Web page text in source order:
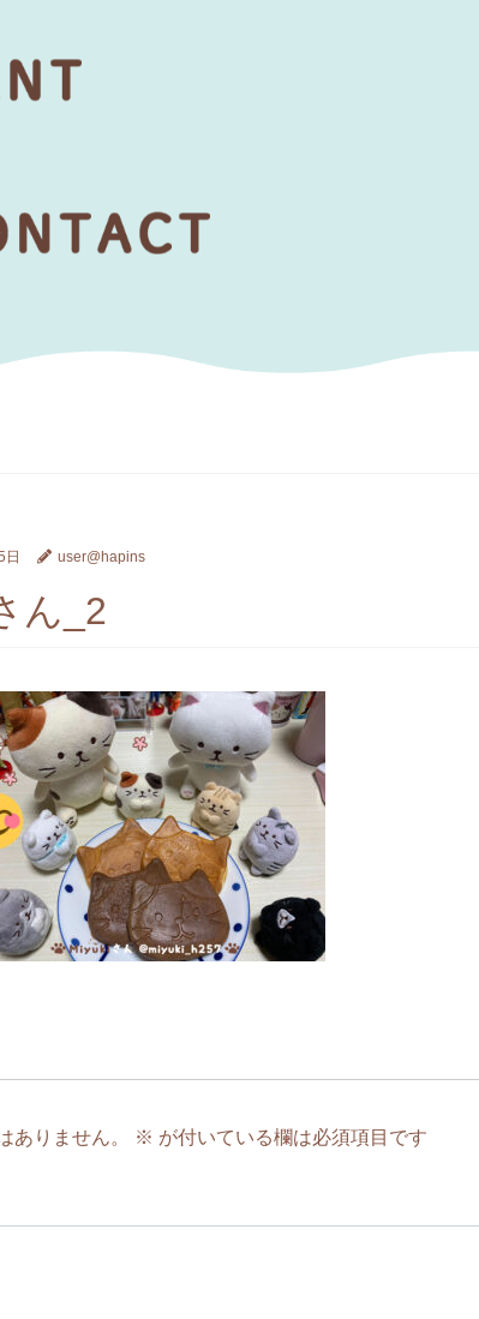
日 user@hapins
ん_2
ありません。 ※ が付いている欄は必須項目です